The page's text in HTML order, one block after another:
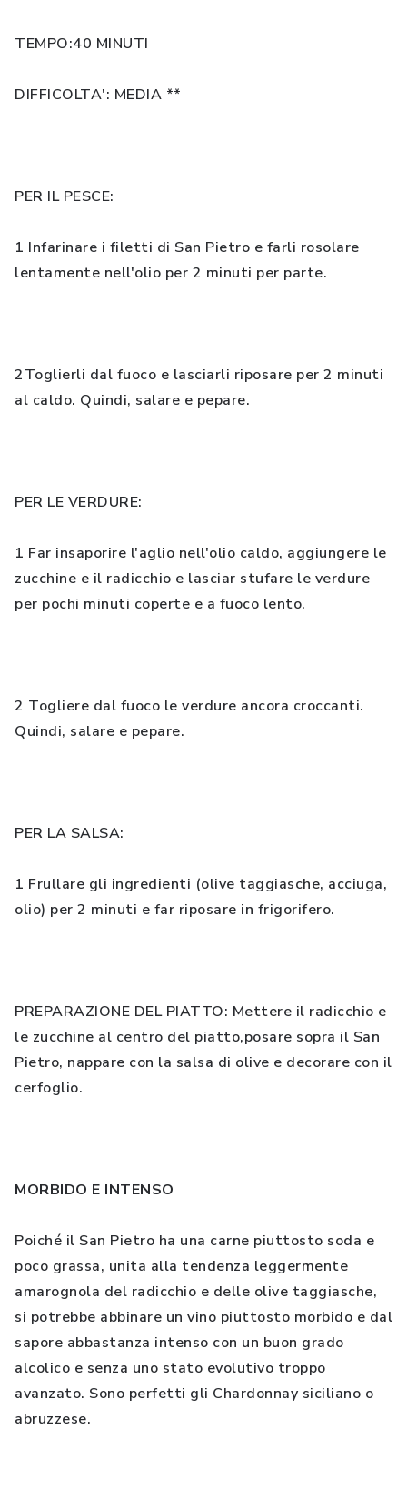
TEMPO:40 MINUTI
DIFFICOLTA': MEDIA **
PER IL PESCE:
1 Infarinare i filetti di San Pietro e farli rosolare
lentamente nell'olio per 2 minuti per parte.
2Toglierli dal fuoco e lasciarli riposare per 2 minuti
al caldo. Quindi, salare e pepare.
PER LE VERDURE:
1 Far insaporire l'aglio nell'olio caldo, aggiungere le
zucchine e il radicchio e lasciar stufare le verdure
per pochi minuti coperte e a fuoco lento.
2 Togliere dal fuoco le verdure ancora croccanti.
Quindi, salare e pepare.
PER LA SALSA:
1 Frullare gli ingredienti (olive taggiasche, acciuga,
olio) per 2 minuti e far riposare in frigorifero.
PREPARAZIONE DEL PIATTO: Mettere il radicchio e
le zucchine al centro del piatto,posare sopra il San
Pietro, nappare con la salsa di olive e decorare con il
cerfoglio.
MORBIDO E INTENSO
Poiché il San Pietro ha una carne piuttosto soda e
poco grassa, unita alla tendenza leggermente
amarognola del radicchio e delle olive taggiasche,
si potrebbe abbinare un vino piuttosto morbido e dal
sapore abbastanza intenso con un buon grado
alcolico e senza uno stato evolutivo troppo
avanzato. Sono perfetti gli Chardonnay siciliano o
abruzzese.